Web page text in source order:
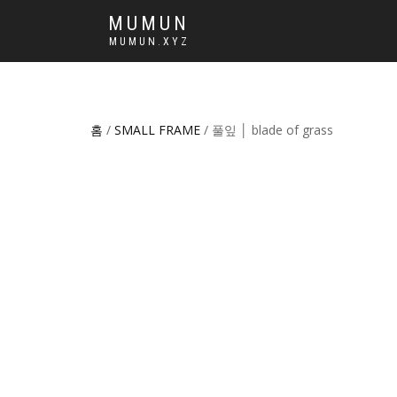
MUMUN
MUMUN.XYZ
홈 / SMALL FRAME / 풀잎 │ blade of grass